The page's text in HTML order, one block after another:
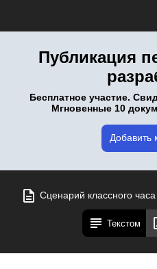
Публикация
Бесплатное участие.
Мгновенные 10
Добавить
Сценарий классного
Текстом